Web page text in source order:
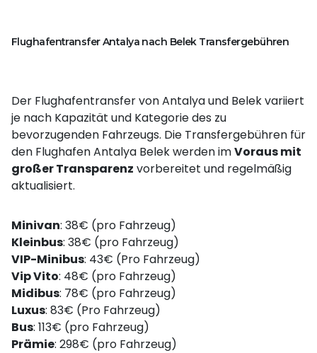
Flughafentransfer Antalya nach Belek Transfergebühren
Der Flughafentransfer von Antalya und Belek variiert
je nach Kapazität und Kategorie des zu
bevorzugenden Fahrzeugs. Die Transfergebühren für
den Flughafen Antalya Belek werden imVoraus mit
großer Transparenz vorbereitet und regelmäßig
aktualisiert.
Minivan: 38€ (pro Fahrzeug)
Kleinbus: 38€ (pro Fahrzeug)
VIP-Minibus: 43€ (Pro Fahrzeug)
Vip Vito: 48€ (pro Fahrzeug)
Midibus: 78€ (pro Fahrzeug)
Luxus: 83€ (Pro Fahrzeug)
Bus: 113€ (pro Fahrzeug)
Prämie: 298€ (pro Fahrzeug)